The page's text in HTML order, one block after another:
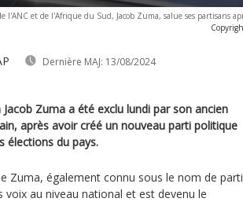
l'ANC et de l'Afrique du Sud, Jacob Zuma, salue ses
Dernière MAJ: 13/08/2024
Zuma a été exclu lundi par son ancien
après avoir créé un nouveau parti politique
élections du pays.
Zuma, également connu sous le nom de parti
voix au niveau national et est devenu le